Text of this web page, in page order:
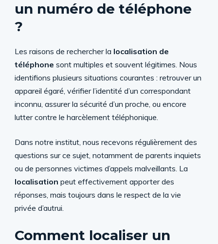
un numéro de téléphone
?
Les raisons de rechercher la localisation de
téléphone sont multiples et souvent légitimes. Nous
identifions plusieurs situations courantes : retrouver un
appareil égaré, vérifier l’identité d’un correspondant
inconnu, assurer la sécurité d’un proche, ou encore
lutter contre le harcèlement téléphonique.
Dans notre institut, nous recevons régulièrement des
questions sur ce sujet, notamment de parents inquiets
ou de personnes victimes d’appels malveillants. La
localisation peut effectivement apporter des
réponses, mais toujours dans le respect de la vie
privée d’autrui.
Comment localiser un